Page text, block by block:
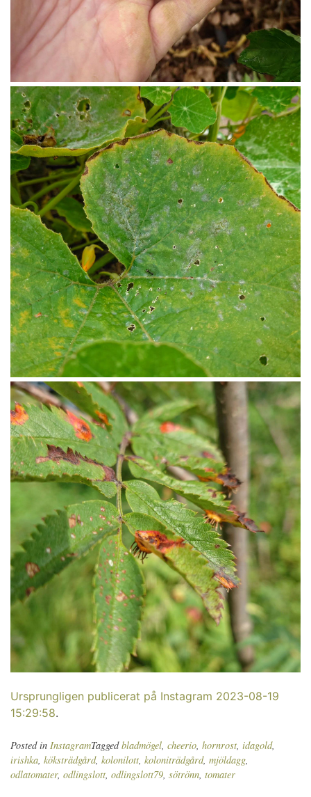
Ursprungligen publicerat på Instagram 2023-08-19
15:29:58.
Posted in InstagramTaggedbladmögel, cheerio, hornrost, idagold,
irishka, köksträdgård, kolonilott, koloniträdgård, mjöldagg,
odlatomater, odlingslott, odlingslott79, sötrönn, tomater